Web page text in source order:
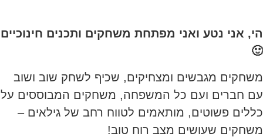
הי, אני נטע ואני מפתחת משחקים ותכנים חינוכיים
🙂
משחקים מגבשים ומצחיקים, שכיף לשחק שוב ושוב
עם חברים ועם כל המשפחה, משחקים המבוססים על
כללים פשוטים, מותאמים לטווח רחב של גילאים –
משחקים שעושים מצב רוח טוב!